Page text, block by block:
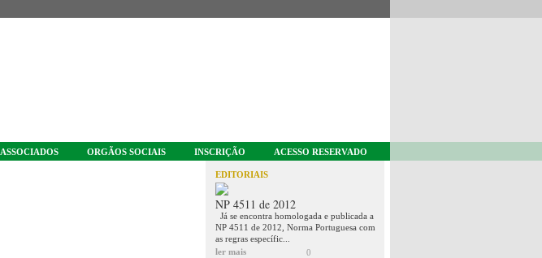
ASSOCIADOS ORGÃOS SOCIAIS INSCRIÇÃO ACESSO RESERVADO
EDITORIAIS
NP 4511 de 2012
Já se encontra homologada e publicada a
NP 4511 de 2012, Norma Portuguesa com
as regras específic...
ler mais
0